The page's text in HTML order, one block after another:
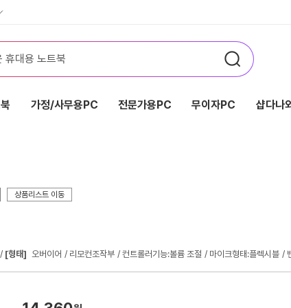
가정/사무용PC 전문가용PC 무이자PC 샵다나
상품리스트 이동
[형태] 오버이어 리모컨조작부 컨트롤러기능:볼륨 조절 마이크형태:플렉시블